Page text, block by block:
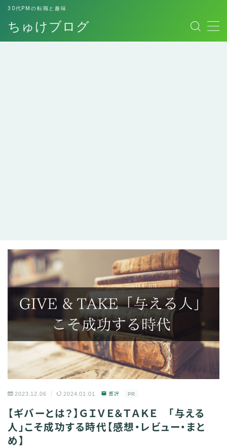
ちゅけブログ
30代PMの転職と趣味
MENU
2023.12.06 2024.01.01 書評 PR
【ギバーとは？】ＧＩＶＥ＆ＴＡＫＥ 「与える
人」こそ成功する時代【感想・レビュー・まと
め】